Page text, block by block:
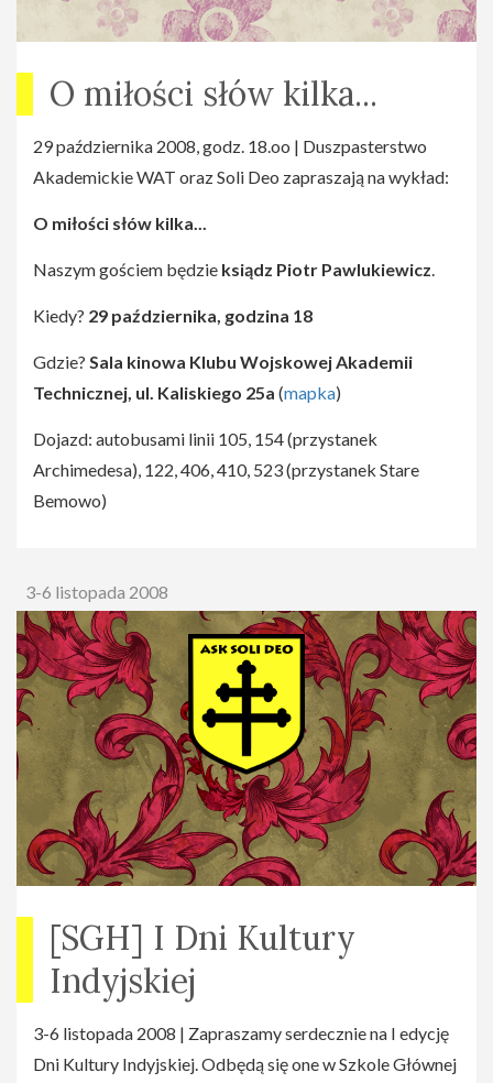
O miłości słów kilka...
29 października 2008, godz. 18.oo | Duszpasterstwo
Akademickie WAT oraz Soli Deo zapraszają na wykład:
O miłości słów kilka...
Naszym gościem będzie ksiądz Piotr Pawlukiewicz.
Kiedy? 29 października, godzina 18
Gdzie? Sala kinowa Klubu Wojskowej Akademii
Technicznej, ul. Kaliskiego 25a (mapka)
Dojazd: autobusami linii 105, 154 (przystanek
Archimedesa), 122, 406, 410, 523 (przystanek Stare
Bemowo)
3-6 listopada 2008
[SGH] I Dni Kultury
Indyjskiej
3-6 listopada 2008 | Zapraszamy serdecznie na I edycję
Dni Kultury Indyjskiej. Odbędą się one w Szkole Głównej